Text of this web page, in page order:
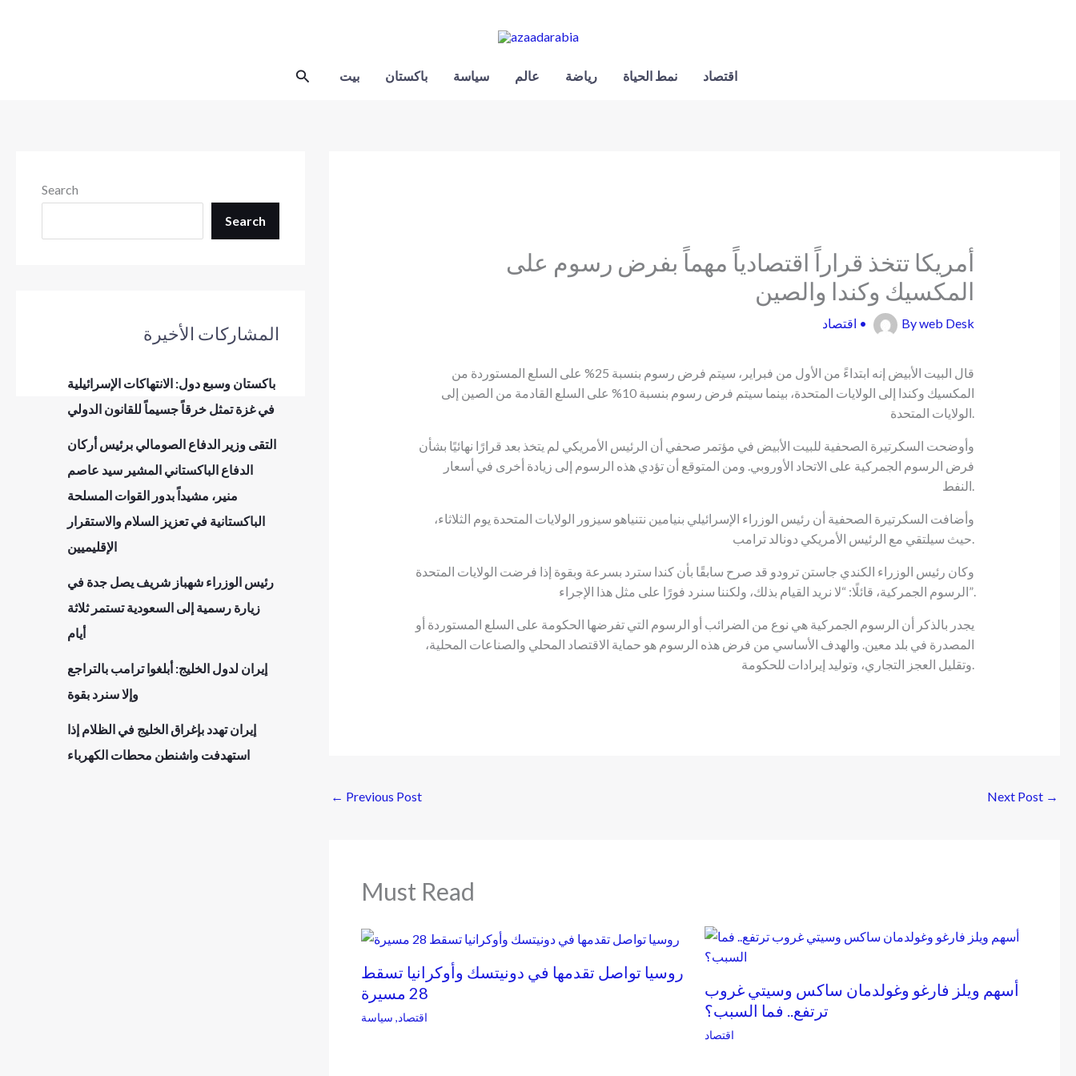
Search بيت باكستان سياسة عالم رياضة نمط الحياة اقتصاد
Search
Search
المشاركات الأخيرة
باكستان وسبع دول: الانتهاكات الإسرائيلية
في غزة تمثل خرقاً جسيماً للقانون الدولي
التقى وزير الدفاع الصومالي برئيس أركان
الدفاع الباكستاني المشير سيد عاصم
منير، مشيداً بدور القوات المسلحة
الباكستانية في تعزيز السلام والاستقرار
الإقليميين
رئيس الوزراء شهباز شريف يصل جدة في
زيارة رسمية إلى السعودية تستمر ثلاثة
أيام
إيران لدول الخليج: أبلغوا ترامب بالتراجع
وإلا سنرد بقوة
إيران تهدد بإغراق الخليج في الظلام إذا
استهدفت واشنطن محطات الكهرباء
أمريكا تتخذ قراراً اقتصادياً مهماً بفرض رسوم على
المكسيك وكندا والصين
اقتصاد • Byweb Desk
قال البيت الأبيض إنه ابتداءً من الأول من فبراير، سيتم فرض رسوم بنسبة 25% على السلع المستوردة من
المكسيك وكندا إلى الولايات المتحدة، بينما سيتم فرض رسوم بنسبة 10% على السلع القادمة من الصين إلى
الولايات المتحدة.
وأوضحت السكرتيرة الصحفية للبيت الأبيض في مؤتمر صحفي أن الرئيس الأمريكي لم يتخذ بعد قرارًا نهائيًا بشأن
فرض الرسوم الجمركية على الاتحاد الأوروبي. ومن المتوقع أن تؤدي هذه الرسوم إلى زيادة أخرى في أسعار
النفط.
وأضافت السكرتيرة الصحفية أن رئيس الوزراء الإسرائيلي بنيامين نتنياهو سيزور الولايات المتحدة يوم الثلاثاء،
حيث سيلتقي مع الرئيس الأمريكي دونالد ترامب.
وكان رئيس الوزراء الكندي جاستن ترودو قد صرح سابقًا بأن كندا سترد بسرعة وبقوة إذا فرضت الولايات المتحدة
الرسوم الجمركية، قائلًا: “لا نريد القيام بذلك، ولكننا سنرد فورًا على مثل هذا الإجراء”.
يجدر بالذكر أن الرسوم الجمركية هي نوع من الضرائب أو الرسوم التي تفرضها الحكومة على السلع المستوردة أو
المصدرة في بلد معين. والهدف الأساسي من فرض هذه الرسوم هو حماية الاقتصاد المحلي والصناعات المحلية،
وتقليل العجز التجاري، وتوليد إيرادات للحكومة.
← Previous Post Next Post →
Must Read
روسيا تواصل تقدمها في دونيتسك وأوكرانيا تسقط
28 مسيرة
اقتصاد, سياسة
أسهم ويلز فارغو وغولدمان ساكس وسيتي غروب
ترتفع.. فما السبب؟
اقتصاد